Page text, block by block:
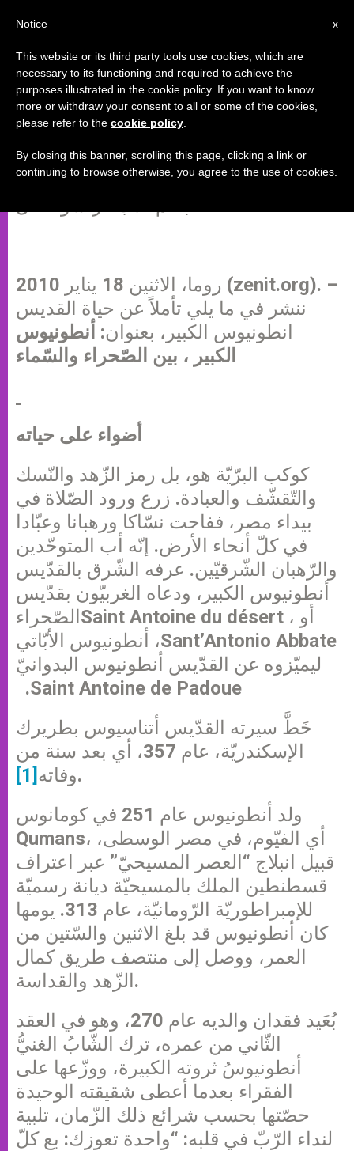
أنطونيوس الكبير
بين الصّحراء والسّماء
روما، الاثنين 18 يناير 2010 (zenit.org). –
ننشر في ما يلي تأملاً عن حياة القديس
انطونيوس الكبير، بعنوان: أنطونيوس
الكبير ، بين الصّحراء والسّماء
أضواء على حياته
كوكب البرّيّة هو، بل رمز الزّهد والنّسك
والتّقشّف والعبادة. زرع ورود الصّلاة في
بيداء مصر، ففاحت نسّاكا ورهبانا وعبّادا
في كلّ أنحاء الأرض. إنّه أب المتوحّدين
والرّهبان الشّرقيّين. عرفه الشّرق بالقدّيس
أنطونيوس الكبير، ودعاه الغربيّون بقدّيس
الصّحراءSaint Antoine du désert ، أو
أنطونيوس الأبّاتي ،Sant’Antonio Abbate
ليميّزوه عن القدّيس أنطونيوس البدوانيّ
.Saint Antoine de Padoue
خَطَّ سيرته القدّيس أتناسيوس بطريرك
الإسكندريّة، عام 357، أي بعد سنة من
وفاته [1]
.
ولد أنطونيوس عام 251 في كومانوس
Qumans، أي الفيّوم، في مصر الوسطى،
قبيل انبلاج “العصر المسيحيّ” عبر اعتراف
قسطنطين الملك بالمسيحيّة ديانة رسميّة
للإمبراطوريّة الرّومانيّة، عام 313. يومها
كان أنطونيوس قد بلغ الاثنين والسّتين من
العمر، ووصل إلى منتصف طريق كمال
الزّهد والقداسة.
بُعَيد فقدان والديه عام 270، وهو في العقد
الثّاني من عمره، ترك الشّابُ الغنيُّ
أنطونيوسُ ثروته الكبيرة، ووزّعها على
الفقراء بعدما أعطى شقيقته الوحيدة
حصّتها بحسب شرائع ذلك الزّمان، تلبية
لنداء الرّبّ في قلبه: “واحدة تعوزك: بع كلّ
x
Notice
This website or its third party tools use cookies, which are
necessary to its functioning and required to achieve the
purposes illustrated in the cookie policy. If you want to know
more or withdraw your consent to all or some of the cookies,
please refer to the cookie policy
By closing this banner, scrolling this page, clicking a link or
continuing to browse otherwise, you agree to the use of cookies.